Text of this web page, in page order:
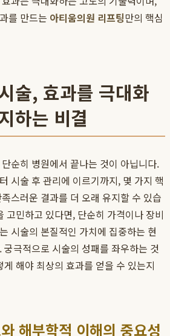
를 만드는 아티움의원 리프팅만의 핵심
술, 효과를 극대화
하는 비결
순히 병원에서 끝나는 것이 아닙니다.
시술 후 관리에 이르기까지, 몇 가지 핵
스러운 결과를 더 오래 유지할 수 있습
고민하고 있다면, 단순히 가격이나 장비
시술의 본질적인 가치에 집중하는 현
극적으로 시술의 성패를 좌우하는 것
해야 최상의 효과를 얻을 수 있는지
해부학적 이해의 중요성